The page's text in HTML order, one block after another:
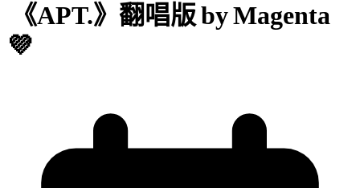
《APT.》翻唱版 by Magenta
💜